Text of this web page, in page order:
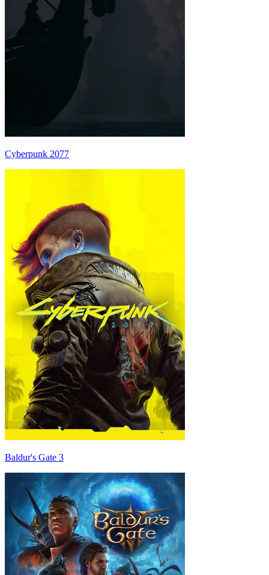
Cyberpunk 2077
Baldur's Gate 3